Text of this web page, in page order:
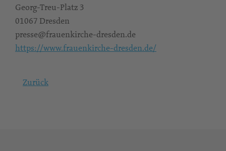
Georg-Treu-Platz 3
01067 Dresden
presse@frauenkirche-dresden.de
https://www.frauenkirche-dresden.de/
Zurück